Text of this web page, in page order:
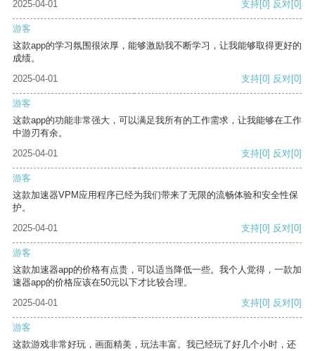
2025-04-01 支持[0] 反对[0]
游客
这款app的学习氛围很浓厚，能够激励我不断学习，让我能够取得更好的
成绩。
2025-04-01
支持[0] 反对[0]
游客
这款app的功能非常强大，可以满足我所有的工作需求，让我能够在工作
中游刃有余。
2025-04-01
支持[0] 反对[0]
游客
这款加速器VPM应用程序已经为我们带来了无限的流畅体验和安全性保
护。
2025-04-01
支持[0] 反对[0]
游客
这款加速器app的价格有点贵，可以适当降低一些。我个人觉得，一款加
速器app的价格应该在50元以下才比较合理。
2025-04-01
支持[0] 反对[0]
游客
这款游戏非常好玩，画面精美，玩法丰富。我已经玩了好几个小时，还